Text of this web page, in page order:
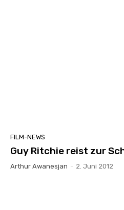
FILM-NEWS
Guy Ritchie reist zur
Arthur Awanesjan - 2. Juni 2012